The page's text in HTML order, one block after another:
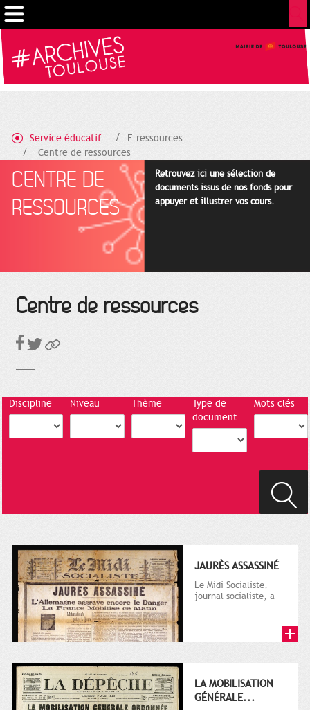
Service éducatif
E-ressources
Centre de ressources
CENTRE DE
RESSOURCES
Retrouvez ici une sélection de
documents issus de nos fonds pour
appuyer et illustrer vos cours.
Centre de ressources
Discipline Niveau Thème
Type de
document
Mots clés
JAURÈS ASSASSINÉ
Le Midi Socialiste,
journal socialiste, a
LA MOBILISATION
GÉNÉRALE...
Cookies management panel